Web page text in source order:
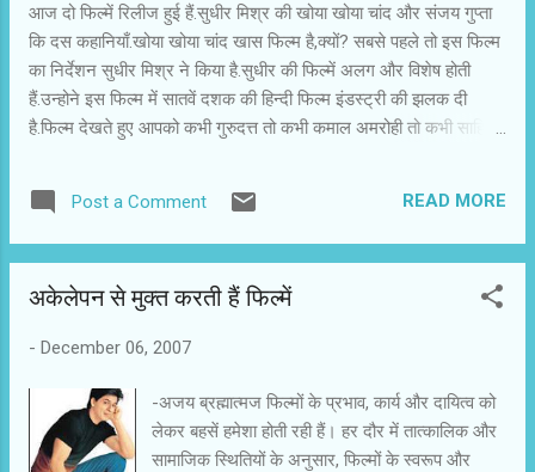
मनोभाव को चित्रित करने की कोशिश की है। प्रेम कुमार
(रजत कपूर) और रतनमाला (सोनिया जहां) सातवें दशक
की फिल्म इंडस्ट्री के प्रतिनिधि किरदार हैं। जफर और
निखत की निजी जिंदगी और उनके रिश्तों की अंतर्कथाओं में
फिल्म उलझ जाती है। सुधीर मिश्र एक साथ कई पहलुओं
आज दो फिल्में रिलीज हुई हैं.सुधीर मिश्र की खोया खोया चांद और संजय गुप्ता
कि दस कहानियाँ.खोया खोया चांद खास फिल्म है,क्यों? सबसे पहले तो इस फिल्म
का निर्देशन सुधीर मिश्र ने किया है.सुधीर की फिल्में अलग और विशेष होती
हैं.उन्होने इस फिल्म में सातवें दशक की हिन्दी फिल्म इंडस्ट्री की झलक दी
है.फिल्म देखते हुए आपको कभी गुरुदत्त तो कभी कमाल अमरोही तो कभी साहिर
है.एक फिल्म में दस कहानियाँ.अलग अलग १० कहानियो को एक साथ मनोरंजन
का गुलदस्ता पेश किया है संजय गुप्ता ने.इस फिल्म में शाबान आज़मी,मनोज
Post a Comment READ MORE
अकेलेपन से मुक्त करती हैं फिल्में
- December 06, 2007
-अजय ब्रह्मात्मज फिल्मों के प्रभाव, कार्य और दायित्व को
लेकर बहसें हमेशा होती रही हैं। हर दौर में तात्कालिक और
सामाजिक स्थितियों के अनुसार, फिल्मों के स्वरूप और